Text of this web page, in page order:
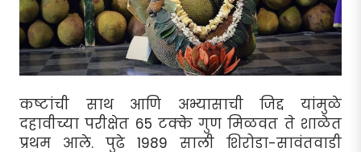
कष्टांची साथ आणि अभ्यासाची जिद्द यांमुळे
दहावीच्या परीक्षेत 65 टक्के गुण मिळवत ते शाळेत
प्रथम आले. पुढे 1989 साली शिरोडा-सावंतवाडी